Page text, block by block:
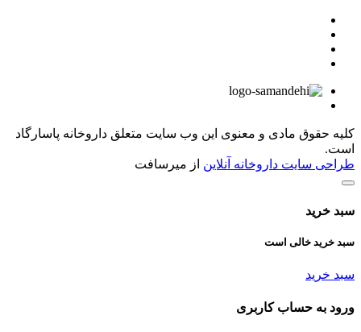
کلیه حقوق مادی و معنوی این وب سایت متعلق داروخانه پاسارگاد
است.
طراحی سایت داروخانه آنلاین از میرسافت
سبد خرید
سبد خرید خالی است
سبد خرید
ورود به حساب کاربری